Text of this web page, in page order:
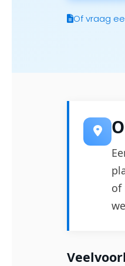
Of vraag
of